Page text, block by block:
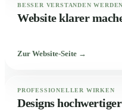
BESSER VERSTANDEN WERDEN
Website klarer
Zur Website-Seite →
PROFESSIONELLER WIRKEN
Designs